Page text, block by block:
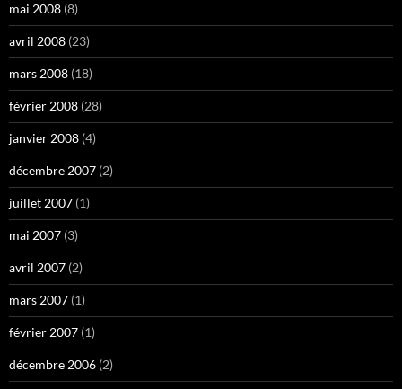
mai 2008 (8)
avril 2008 (23)
mars 2008 (18)
février 2008 (28)
janvier 2008 (4)
décembre 2007 (2)
juillet 2007 (1)
mai 2007 (3)
avril 2007 (2)
mars 2007 (1)
février 2007 (1)
décembre 2006 (2)